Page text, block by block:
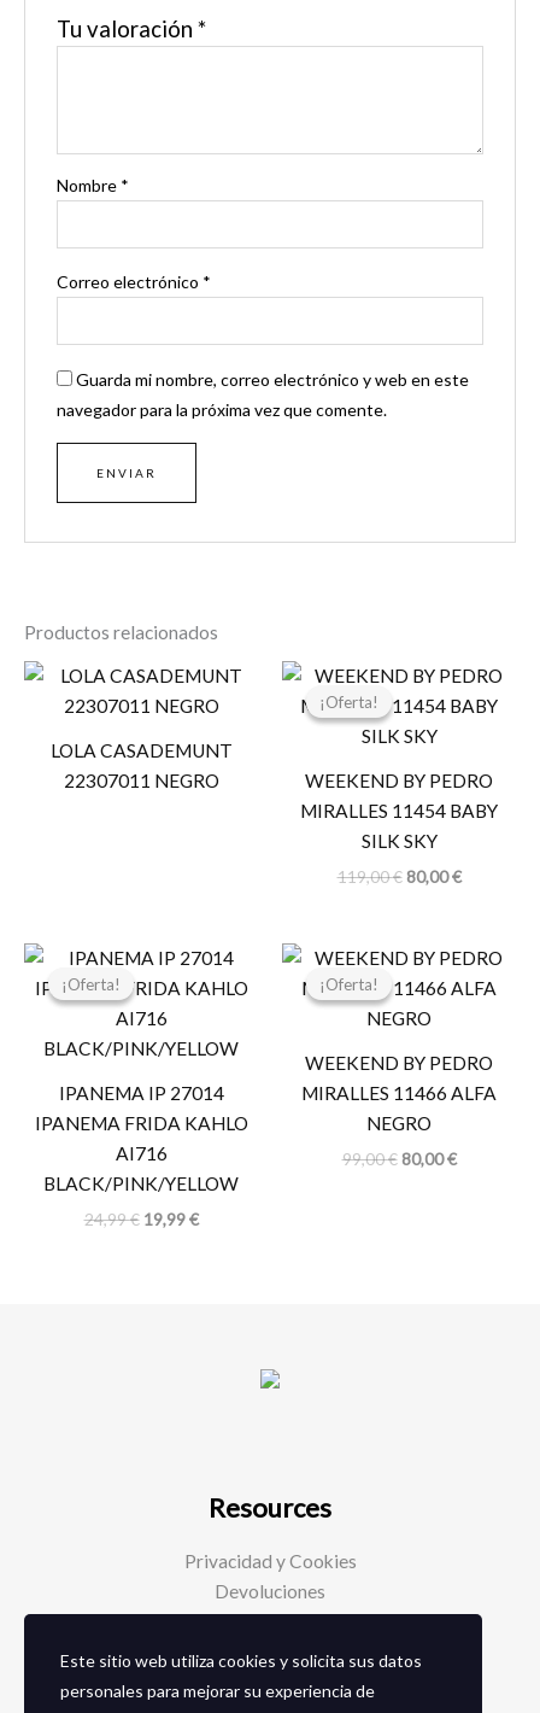
Tu valoración *
Nombre *
Correo electrónico *
Guarda mi nombre, correo electrónico y web en este
navegador para la próxima vez que comente.
Productos relacionados
LOLA CASADEMUNT
22307011 NEGRO
¡Oferta!
¡Oferta!
WEEKEND BY PEDRO
MIRALLES 11454 BABY
SILK SKY
119,00€
El
original
era:
80,00€
El
actual
¡Oferta!
¡Oferta!
IPANEMA IP 27014
IPANEMA FRIDA KAHLO
AI716
BLACK/PINK/YELLOW
24,99€
El
original
era:
24,99 €.
19,99€
El
actual
19,99 €.
¡Oferta!
¡Oferta!
WEEKEND BY PEDRO
MIRALLES 11466 ALFA
NEGRO
99,00€
El
original
era:
80,00€
El
actual
Resources
Privacidad y Cookies
Devoluciones
Social Media
Este sitio web utiliza cookies y solicita sus datos
personales para mejorar su experiencia de